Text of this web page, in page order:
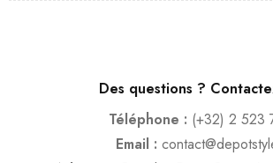
Des questions ?
Téléphone : (+32) 2 523
Email :